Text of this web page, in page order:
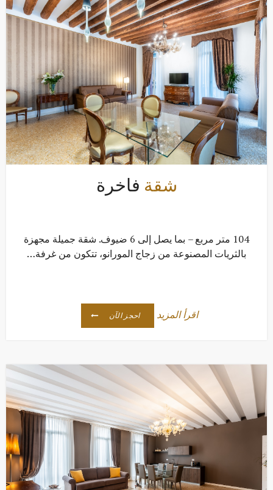
شقة فاخرة
104 متر مربع – بما يصل إلى 6 ضيوف. شقة جميلة مجهزة
بالثريات المصنوعة من زجاج المورانو، تتكون من غرفة…
اقرأ المزيد احجز الآن